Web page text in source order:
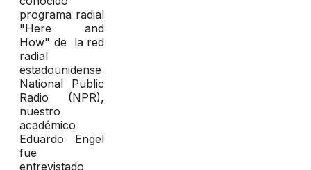
programa radial
"Here and
How" de la red
radial
estadounidense
National Public
Radio (NPR),
nuestro
académico
Eduardo Engel
fue
entrevistado